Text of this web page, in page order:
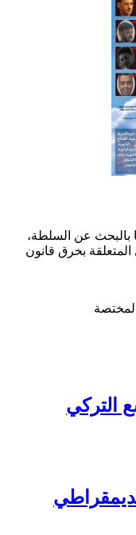
بالبحث عن السلطة،
بخرق قانون
التركي